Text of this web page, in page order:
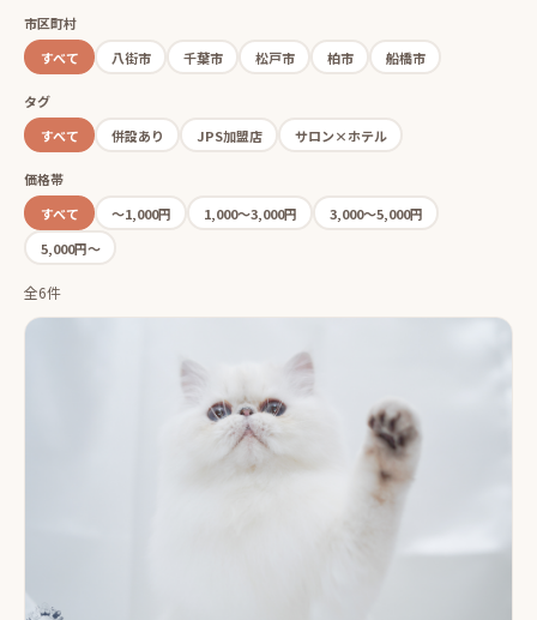
市区町村
すべて
八街市 千葉市 松戸市 柏市 船橋市
タグ
すべて
併設あり JPS加盟店 サロン×ホテル
価格帯
すべて
〜1,000円 1,000〜3,000円
3,000〜5,000円
5,000円〜
全6件